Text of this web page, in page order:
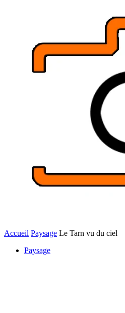
Accueil Paysage Le Tarn vu du ciel
Paysage